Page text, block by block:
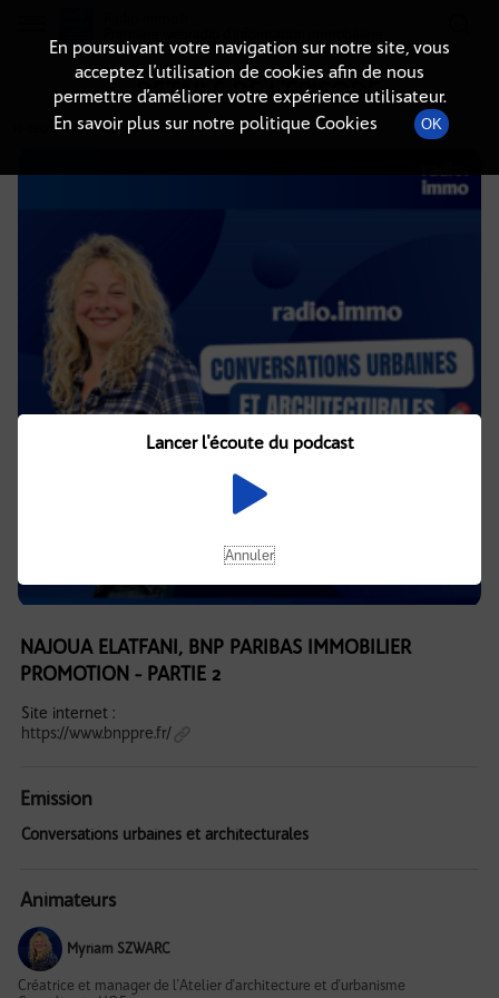
DÉTAILS DE L'ÉPISODE
16 décembre 2025à 8h02, durée : 14 minutes
NAJOUA ELATFANI, BNP PARIBAS IMMOBILIER
PROMOTION - PARTIE 2
Site internet :
https://www.bnppre.fr/
Emission
Conversations urbaines et architecturales
Animateurs
Myriam SZWARC
Créatrice et manager de l'Atelier d'architecture et d'urbanisme
En poursuivant votre navigation sur notre site, vous
acceptez l’utilisation de cookies afin de nous
permettre d’améliorer votre expérience utilisateur.
En savoir plus sur notre politique Cookies
OK
Lancer l'écoute du podcast
Annuler